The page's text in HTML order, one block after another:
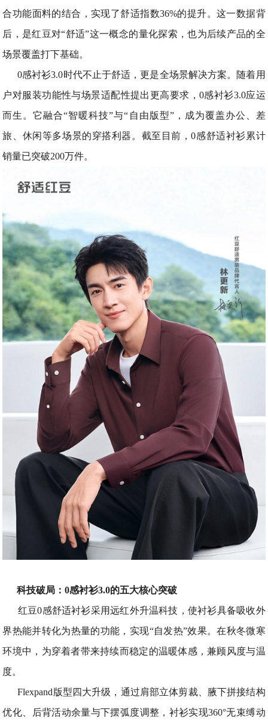
合功能面料的结合，实现了舒适指数36%的提升。这一数据背
后，是红豆对“舒适”这一概念的量化探索，也为后续产品的全
场景覆盖打下基础。
0感衬衫3.0时代不止于舒适，更是全场景解决方案。随着用
户对服装功能性与场景适配性提出更高要求，0感衬衫3.0应运
而生。它融合“智暖科技”与“自由版型”，成为覆盖办公、差
旅、休闲等多场景的穿搭利器。截至目前，0感舒适衬衫累计
销量已突破200万件。
科技破局：0感衬衫3.0的五大核心突破
红豆0感舒适衬衫采用远红外升温科技，使衬衫具备吸收外
界热能并转化为热量的功能，实现“自发热”效果。在秋冬微寒
环境中，为穿着者带来持续而稳定的温暖体感，兼顾风度与温
度。
Flexpand版型四大升级，通过肩部立体剪裁、腋下拼接结构
优化、后背活动余量与下摆弧度调整，衬衫实现360°无束缚动